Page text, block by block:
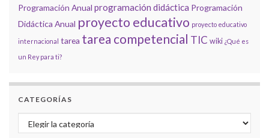
Programación Anual programación didáctica Programación
Didáctica Anual proyecto educativo proyecto educativo
internacional tarea tarea competencial TIC wiki ¿Qué es
un Rey para ti?
CATEGORÍAS
Categorías